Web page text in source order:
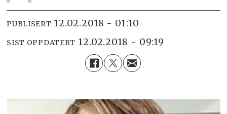
PUBLISERT 12.02.2018 - 01:10
SIST OPPDATERT 12.02.2018 - 09:19